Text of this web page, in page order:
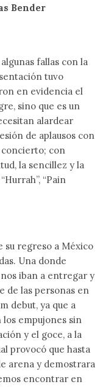
Bender
fallas con la
tuvo
en evidencia el
sino que es un
alardear
de aplausos con
con
la sencillez y la
“Pain
su regreso a México
Una donde
iban a entregar y
de las personas en
debut, ya que a
empujones sin
y el goce, a la
provocó que hasta
arena y demostrara
encontrar en